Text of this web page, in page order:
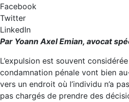
Facebook
Twitter
LinkedIn
Par Yoann Axel Emian, avocat
L’expulsion est souvent
condamnation pénale vont bien
vers un endroit où l’individu n’a
pas chargés de prendre des